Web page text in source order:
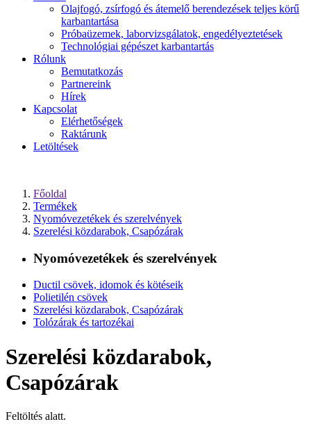
Olajfogó, zsírfogó és átemelő berendezések teljes körű
karbantartása
Próbaüzemek, laborvizsgálatok, engedélyeztetések
Technológiai gépészet karbantartás
Rólunk
Bemutatkozás
Partnereink
Hírek
Kapcsolat
Elérhetőségek
Raktárunk
Letöltések
Főoldal
Termékek
Nyomóvezetékek és szerelvények
Szerelési közdarabok, Csapózárak
Nyomóvezetékek és szerelvények
Ductil csövek, idomok és kötéseik
Polietilén csövek
Szerelési közdarabok, Csapózárak
Tolózárak és tartozékai
Szerelési közdarabok,
Csapózárak
Feltöltés alatt.